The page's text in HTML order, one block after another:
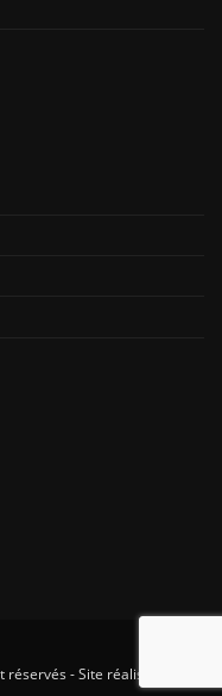
- Site réalisé par